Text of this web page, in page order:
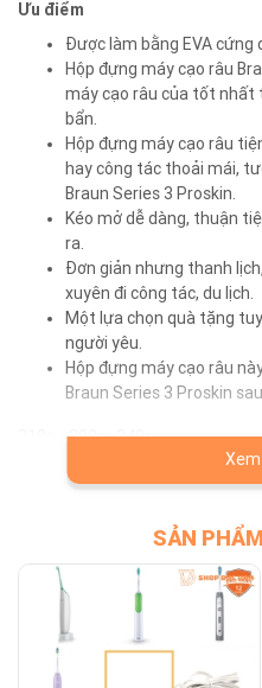
Ưu điểm
Được làm bằng EVA cứng
Hộp đựng máy cạo râu
máy cạo râu của tốt nhất
bẩn.
Hộp đựng máy cạo râu
hay công tác thoải mái,
Braun Series 3 Proskin.
Kéo mở dễ dàng, thuận
ra.
Đơn giản nhưng thanh
xuyên đi công tác, du lịch.
Một lựa chọn quà tặng
người yêu.
Hộp đựng máy cạo râu
Braun Series 3 Proskin
310s , 300s , 340s
3080s , 3040s , 3010s , 3010BT
Lưu ý : Cho phép sai lệch
⚠️ SHOP CHỈ BÁN SẢN PHẨM
SẢN